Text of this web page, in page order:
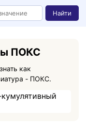
Найти
ПОКС
как
расшифровывается данная аббревиатура - ПОКС.